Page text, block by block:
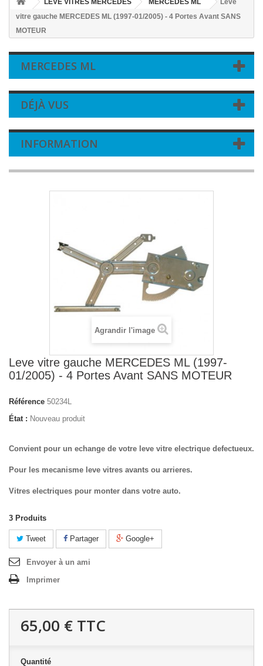
LEVE VITRES MERCEDES MERCEDES ML
Leve
vitre gauche MERCEDES ML (1997-01/2005) - 4 Portes Avant SANS
MOTEUR
MERCEDES ML
DÉJÀ VUS
INFORMATION
Agrandir l'image
Leve vitre gauche MERCEDES ML (1997-
01/2005) - 4 Portes Avant SANS MOTEUR
Référence 50234L
État : Nouveau produit
Convient pour un echange de votre leve vitre electrique defectueux.
Pour les mecanisme leve vitres avants ou arrieres.
Vitres electriques pour monter dans votre auto.
3 Produits
Tweet Partager Google+
Envoyer à un ami
Imprimer
65,00 € TTC
Quantité